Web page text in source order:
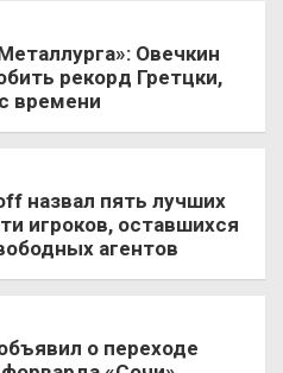
Овечкин
рекорд Гретцки,
времени
назвал пять лучших
игроков, оставшихся
агентов
о переходе